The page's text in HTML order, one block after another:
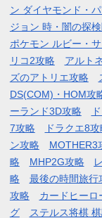
ン ダイヤモンド・
ジョン 時・闇の探
ポケモン ルビー・
リコ2攻略
アルト
ズのアトリエ攻略
DS(COM)・HOM攻
ーランド3D攻略
7攻略
ドラクエ8攻
ン攻略
MOTHER3
略
MHP2G攻略
略
最後の時間旅行
攻略
カードヒーロ
グ
ステルス将棋